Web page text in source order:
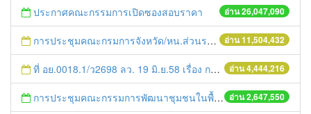
อ่าน 26,047,090
ประกาศคณะกรรมการเปิดซองสอบราคา
อ่าน 11,504,432
การประชุมคณะกรมการจังหวัด/หน.ส่วนราชการประจำเดือน มิถุนายน 2558
อ่าน 4,444,216
ที่ อย.0018.1/ว2698 ลว. 19 มิ.ย.58 เรื่อง การแก้ไขปัญหาหนี้สินให้แก่เกษตรกร
อ่าน 2,647,550
การประชุมคณะกรรมการพัฒนาชุมชนในพื้นที่รอบโรงไฟฟ้า (คพรฟ.) ครั้งที่ 2/2558 กองทุนพัฒนาไฟฟ้าบริษัท โรจนะเพาเวอร์ จำกัด